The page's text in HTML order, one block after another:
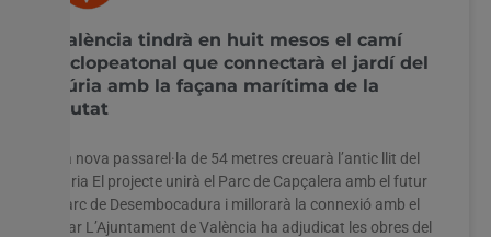
València tindrà en huit mesos el camí
ciclopeatonal que connectarà el jardí del
Túria amb la façana marítima de la
ciutat
La nova passarel·la de 54 metres creuarà l’antic llit del
Túria El projecte unirà el Parc de Capçalera amb el futur
Parc de Desembocadura i millorarà la connexió amb el
mar L’Ajuntament de València ha adjudicat les obres del